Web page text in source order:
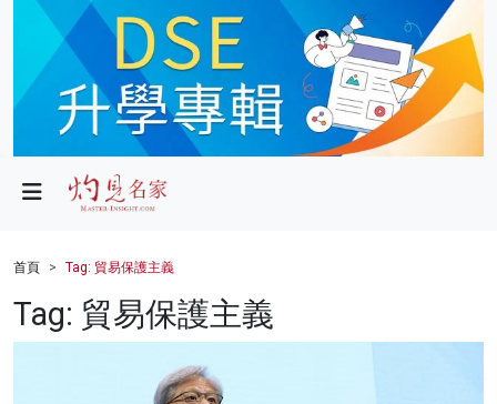
政局
財經
健康
首頁 Tag: 貿易保護主義
Tag: 貿易保護主義